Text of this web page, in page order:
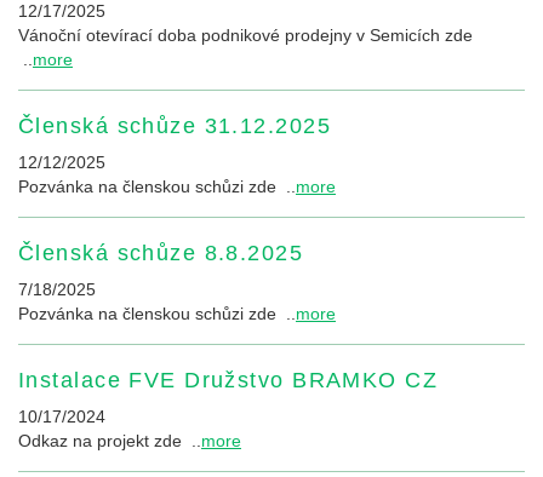
12/17/2025
Vánoční otevírací doba podnikové prodejny v Semicích zde
more
Členská schůze 31.12.2025
12/12/2025
Pozvánka na členskou schůzi zde .. more
Členská schůze 8.8.2025
7/18/2025
Pozvánka na členskou schůzi zde .. more
Instalace FVE Družstvo BRAMKO CZ
10/17/2024
Odkaz na projekt zde .. more